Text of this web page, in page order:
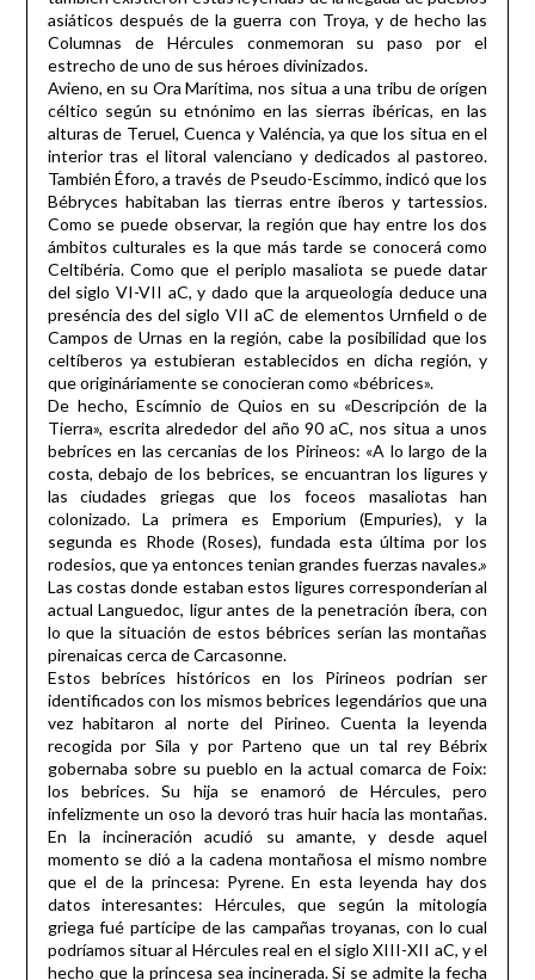
asiáticos después de la guerra con Troya, y de hecho las
Columnas de Hércules conmemoran su paso por el
estrecho de uno de sus héroes divinizados.
Avieno, en su Ora Marítima, nos situa a una tribu de orígen
céltico según su etnónimo en las sierras ibéricas, en las
alturas de Teruel, Cuenca y Valéncia, ya que los situa en el
interior tras el litoral valenciano y dedicados al pastoreo.
También Éforo, a través de Pseudo-Escimmo, indicó que los
Bébryces habitaban las tierras entre íberos y tartessios.
Como se puede observar, la región que hay entre los dos
ámbitos culturales es la que más tarde se conocerá como
Celtibéria. Como que el periplo masaliota se puede datar
del siglo VI-VII aC, y dado que la arqueología deduce una
preséncia des del siglo VII aC de elementos Urnfield o de
Campos de Urnas en la región, cabe la posibilidad que los
celtíberos ya estubieran establecidos en dicha región, y
que origináriamente se conocieran como «bébrices».
De hecho, Escímnio de Quios en su «Descripción de la
Tierra», escrita alrededor del año 90 aC, nos situa a unos
bebríces en las cercanias de los Pirineos: «A lo largo de la
costa, debajo de los bebrices, se encuantran los ligures y
las ciudades griegas que los foceos masaliotas han
colonizado. La primera es Emporium (Empuries), y la
segunda es Rhode (Roses), fundada esta última por los
rodesios, que ya entonces tenian grandes fuerzas navales.»
Las costas donde estaban estos ligures corresponderían al
actual Languedoc, ligur antes de la penetración íbera, con
lo que la situación de estos bébrices serían las montañas
pirenaicas cerca de Carcasonne.
Estos bebríces históricos en los Pirineos podrian ser
identificados con los mismos bebrices legendários que una
vez habitaron al norte del Pirineo. Cuenta la leyenda
recogida por Sila y por Parteno que un tal rey Bébrix
gobernaba sobre su pueblo en la actual comarca de Foix:
los bebrices. Su hija se enamoró de Hércules, pero
infelizmente un oso la devoró tras huir hacia las montañas.
En la incineración acudió su amante, y desde aquel
momento se dió a la cadena montañosa el mismo nombre
que el de la princesa: Pyrene. En esta leyenda hay dos
datos interesantes: Hércules, que según la mitología
griega fué partícipe de las campañas troyanas, con lo cual
podríamos situar al Hércules real en el siglo XIII-XII aC, y el
hecho que la princesa sea incinerada. Si se admite la fecha